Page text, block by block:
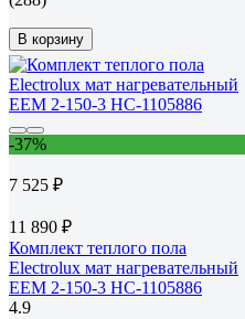
В корзину
-37%
7 525 ₽
11 890 ₽
Комплект теплого пола
Electrolux мат нагревательный
EEM 2-150-3 НС-1105886
4.9